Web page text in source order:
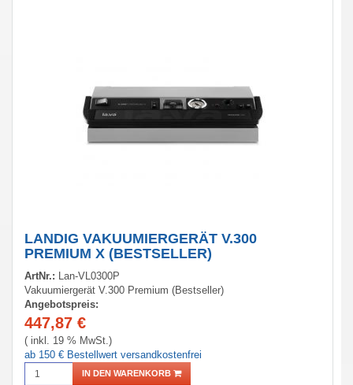
LANDIG VAKUUMIERGERÄT V.300
PREMIUM X (BESTSELLER)
ArtNr.:
Lan-VL0300P
Vakuumiergerät V.300 Premium (Bestseller)
Angebotspreis:
447,87 €
( inkl. 19 % MwSt.)
ab 150 € Bestellwert versandkostenfrei
IN DEN WARENKORB